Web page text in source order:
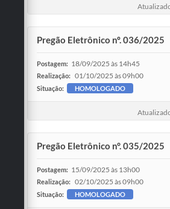
Pregão Eletrônico nº. 036/2025
Postagem: 18/09/2025 às 14h45
Realização: 01/10/2025 às 09h00
Situação: HOMOLOGADO
Pregão Eletrônico n°. 035/2025
Postagem: 15/09/2025 às 13h00
Realização: 02/10/2025 às 09h00
Situação: HOMOLOGADO